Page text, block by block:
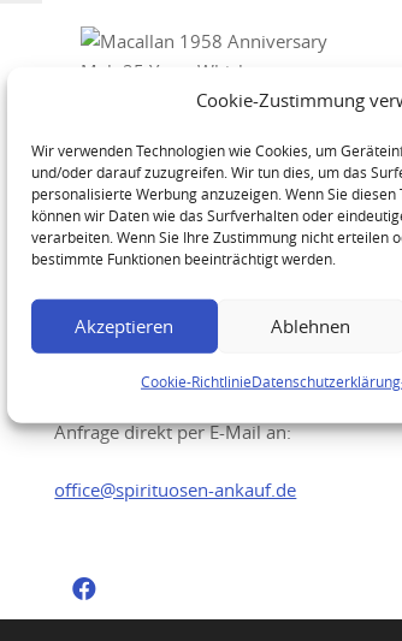
Cookie-Zustimmung
Wir verwenden Technologien wie Cookies, um
und/oder darauf zuzugreifen. Wir tun dies, um das
personalisierte Werbung anzuzeigen. Wenn Sie diesen
können wir Daten wie das Surfverhalten oder
verarbeiten. Wenn Sie Ihre Zustimmung nicht erteilen
bestimmte Funktionen beeinträchtigt werden.
Akzeptieren Ablehnen
Cookie-Richtlinie
Macallan 1958 25 Year Old
Ihre Anfrage
Sie möchten Ihre hochwertigen
Anfrage direkt per E-Mail an:
office@spirituosen-ankauf.de